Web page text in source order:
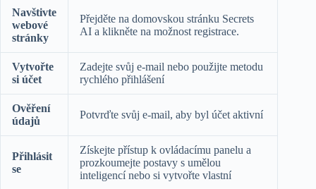
Navštivte
webové
stránky
Přejděte na domovskou stránku Secrets
AI a klikněte na možnost registrace.
Vytvořte
si účet
Zadejte svůj e-mail nebo použijte metodu
rychlého přihlášení
Ověření
údajů
Potvrďte svůj e-mail, aby byl účet aktivní
Přihlásit
se
Získejte přístup k ovládacímu panelu a
prozkoumejte postavy s umělou
inteligencí nebo si vytvořte vlastní